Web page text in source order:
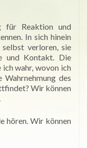
für Reaktion und
In sich hinein
selbst verloren, sie
und Kontakt. Die
ich wahr, wovon ich
des
Wir können
hören. Wir können